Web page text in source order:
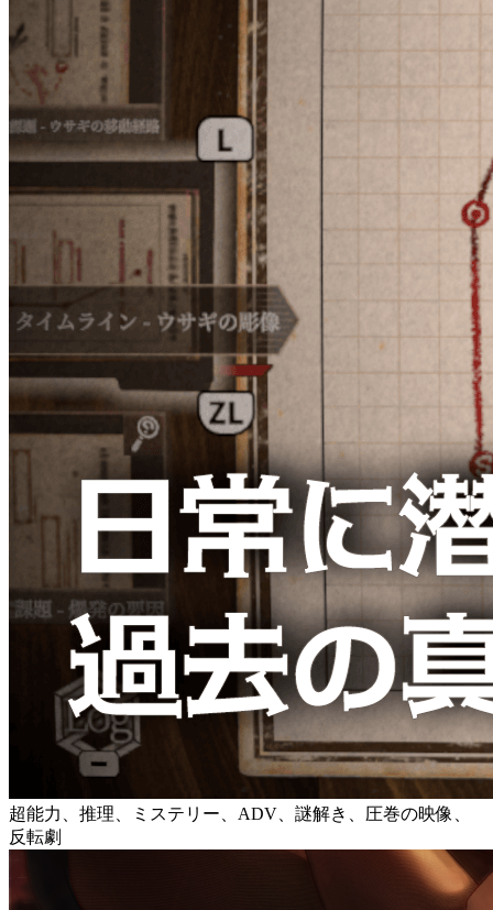
超能力、推理、ミステリー、ADV、謎解き、圧巻の映像、
反転劇